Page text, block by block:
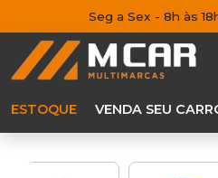
Seg a Sex - 8h às
ESTOQUE VENDA SEU